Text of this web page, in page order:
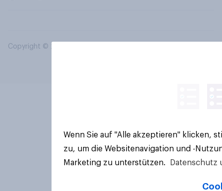
Copyright © 2026 YouGov PLC. Alle Rechte vorbehalten.
Wenn Sie auf "Alle akzeptieren" klicken,
zu, um die Websitenavigation und -
Marketing zu unterstützen.
Datenschutz